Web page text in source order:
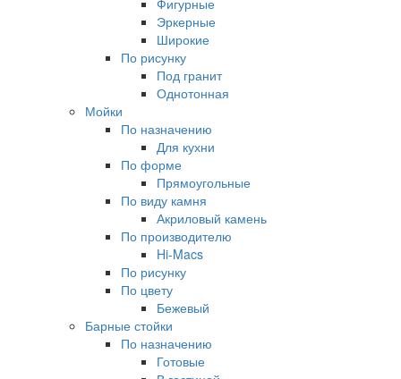
Фигурные
Эркерные
Широкие
По рисунку
Под гранит
Однотонная
Мойки
По назначению
Для кухни
По форме
Прямоугольные
По виду камня
Акриловый камень
По производителю
Hi-Macs
По рисунку
По цвету
Бежевый
Барные стойки
По назначению
Готовые